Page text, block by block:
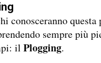
conosceranno questa
sempre più
il Plogging.